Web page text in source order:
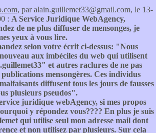
, par alain.guillemet33@gmail.com, le 13-
: A Service Juridique WebAgency,
de ne plus diffuser de mensonges, je
yeux à vous lire.
selon votre écrit ci-dessus: "Nous
aux imbéciles du web qui utilisent
et autres raclures de ne pas
mensongères. Ces individus
diffusent tous les jours de fausses
plusieurs pseudos".
juridique webAgency, si mes propos
y répondez vous???? En plus je suis
qui utilise seul mon adresse mail dont
et non utilisez par plusieurs. Sur cela